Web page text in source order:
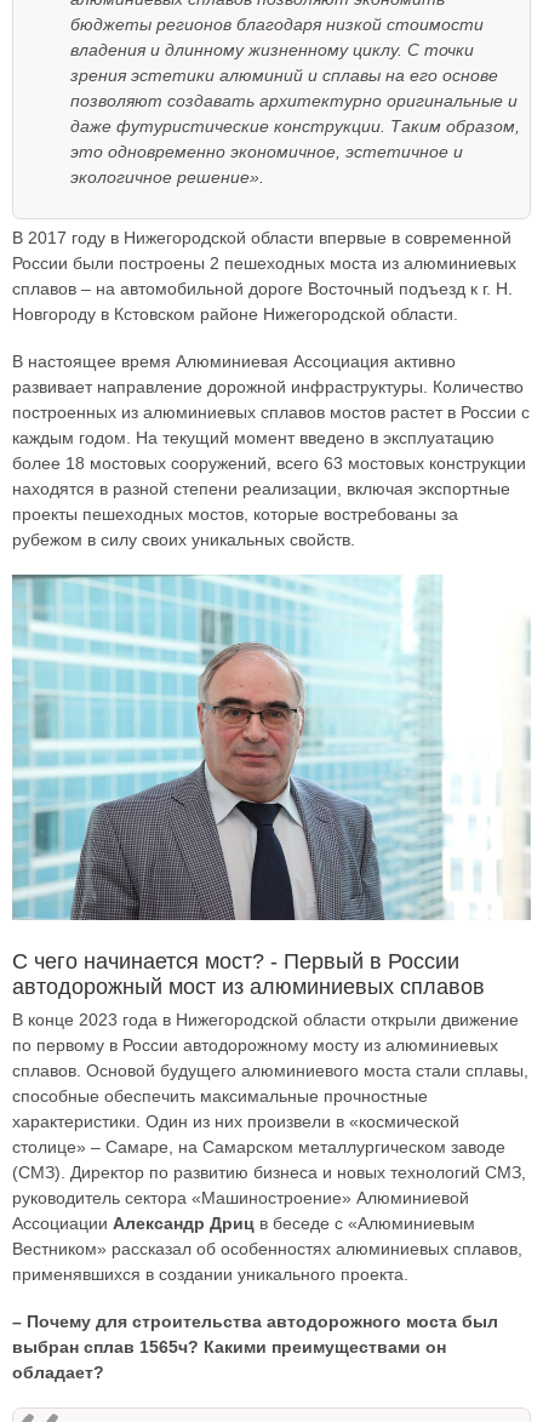
бюджеты регионов благодаря низкой стоимости
владения и длинному жизненному циклу. С точки
зрения эстетики алюминий и сплавы на его основе
позволяют создавать архитектурно оригинальные и
даже футуристические конструкции. Таким образом,
это одновременно экономичное, эстетичное и
экологичное решение».
В 2017 году в Нижегородской области впервые в современной
России были построены 2 пешеходных моста из алюминиевых
сплавов – на автомобильной дороге Восточный подъезд к г. Н.
Новгороду в Кстовском районе Нижегородской области.
В настоящее время Алюминиевая Ассоциация активно
развивает направление дорожной инфраструктуры. Количество
построенных из алюминиевых сплавов мостов растет в России с
каждым годом. На текущий момент введено в эксплуатацию
более 18 мостовых сооружений, всего 63 мостовых конструкции
находятся в разной степени реализации, включая экспортные
проекты пешеходных мостов, которые востребованы за
рубежом в силу своих уникальных свойств.
С чего начинается мост? - Первый в России
автодорожный мост из алюминиевых сплавов
В конце 2023 года в Нижегородской области открыли движение
по первому в России автодорожному мосту из алюминиевых
сплавов. Основой будущего алюминиевого моста стали сплавы,
способные обеспечить максимальные прочностные
характеристики. Один из них произвели в «космической
столице» – Самаре, на Самарском металлургическом заводе
(СМЗ). Директор по развитию бизнеса и новых технологий СМЗ,
руководитель сектора «Машиностроение» Алюминиевой
Ассоциации Александр Дриц в беседе с «Алюминиевым
Вестником» рассказал об особенностях алюминиевых сплавов,
применявшихся в создании уникального проекта.
– Почему для строительства автодорожного моста был
выбран сплав 1565ч? Какими преимуществами он
обладает?